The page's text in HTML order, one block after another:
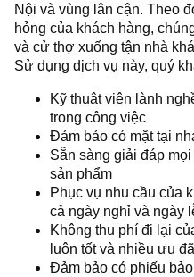
Nội và vùng lân cận. Theo
hỏng của khách hàng,
và cử thợ xuống tận nhà
Sử dụng dịch vụ này, quý
Kỹ thuật viên lành
trong công việc
Đảm bảo có mặt tại
Sẵn sàng giải đáp
sản phẩm
Phục vụ nhu cầu của
cả ngày nghỉ và ngày
Không thu phí đi lại
luôn tốt và nhiều ưu
Đảm bảo có phiếu